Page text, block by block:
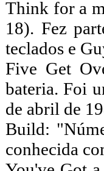
Think for a
18). Fez
teclados e
Five Get
bateria. Foi
de abril de
Build:
conhecida